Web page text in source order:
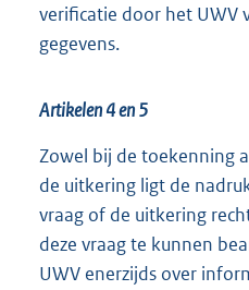
verificatie door het UWV
gegevens.
Artikelen 4 en 5
Zowel bij de toekenning
de uitkering ligt de
vraag of de uitkering
deze vraag te kunnen
UWV enerzijds over